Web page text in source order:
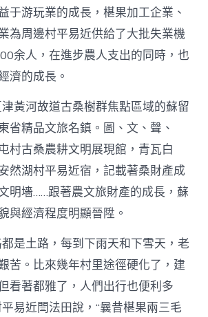
于游玩業的成長，椹果加工企業、
為周邊村平易近供給了大批失業機
余人，在進步農人支出的同時，也
濟的成長。
黃河故道古桑樹群焦點區域的蘇留
省精品文旅名鎮。圖、文、聲、
村古桑農耕文明展現館，青瓦白
然湖村平易近宿，記載著桑財產成
明墻……跟著農文旅財產的成長，蘇
與經濟程度明顯晉陞。
是土路，每到下雨天和下雪天，老
苦。比來幾年村里途徑硬化了，建
看著都雅了，人們出行也便利多
易近閆法田說，“曩昔椹果兩三毛